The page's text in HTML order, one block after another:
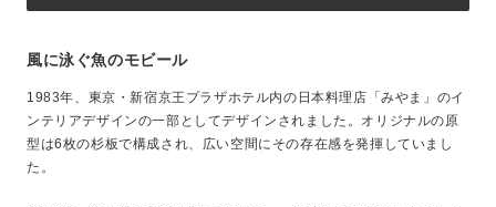
風に泳ぐ魚のモビール
1983年、東京・新宿京王プラザホテル内の日本料理店「みやま」のイ
ンテリアデザインの一部としてデザインされました。オリジナルの原
型は6枚の杉板で構成され、広い空間にその存在感を発揮していまし
た。